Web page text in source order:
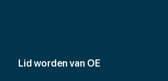
Lid worden van OE